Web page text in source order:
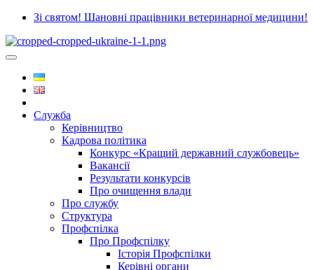
Зі святом! Шановні працівники ветеринарної медицини!
Служба
Керівництво
Кадрова політика
Конкурс «Кращий державний службовець»
Вакансії
Результати конкурсів
Про очищення влади
Про службу
Структура
Профспілка
Про Профспілку
Історія Профспілки
Керівні органи